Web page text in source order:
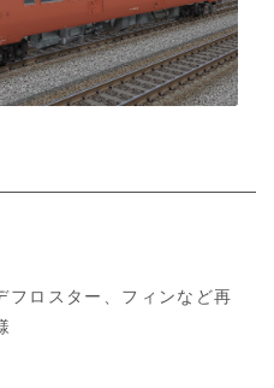
ロスター、フィンなど再